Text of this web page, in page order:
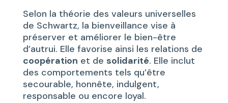
Selon la théorie des valeurs universelles
de Schwartz, la bienveillance vise à
préserver et améliorer le bien-être
d’autrui. Elle favorise ainsi les relations de
coopération et de solidarité. Elle inclut
des comportements tels qu’être
secourable, honnête, indulgent,
responsable ou encore loyal.